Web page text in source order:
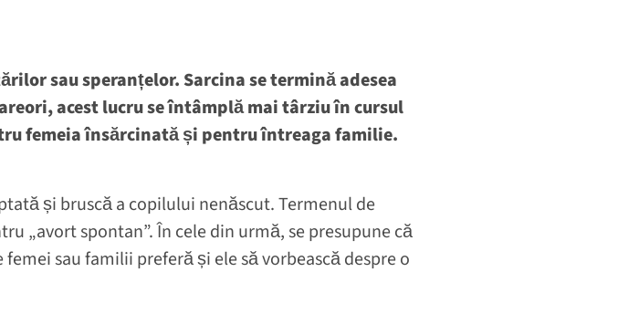
sau speranțelor. Sarcina se termină adesea
acest lucru se întâmplă mai târziu în cursul
femeia însărcinată și pentru întreaga familie.
și bruscă a copilului nenăscut. Termenul de
„avort spontan”. În cele din urmă, se presupune că
sau familii preferă și ele să vorbească despre o